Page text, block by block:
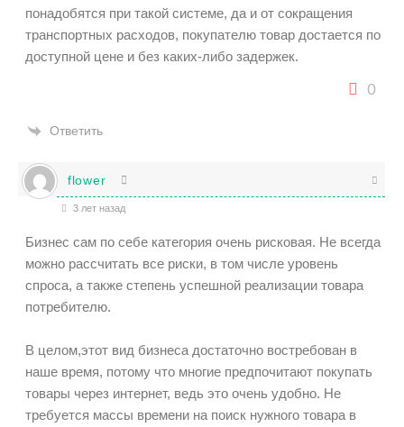
понадобятся при такой системе, да и от сокращения
транспортных расходов, покупателю товар достается по
доступной цене и без каких-либо задержек.
0
Ответить
flower
3 лет назад
Бизнес сам по себе категория очень рисковая. Не всегда
можно рассчитать все риски, в том числе уровень
спроса, а также степень успешной реализации товара
потребителю.
В целом,этот вид бизнеса достаточно востребован в
наше время, потому что многие предпочитают покупать
товары через интернет, ведь это очень удобно. Не
требуется массы времени на поиск нужного товара в